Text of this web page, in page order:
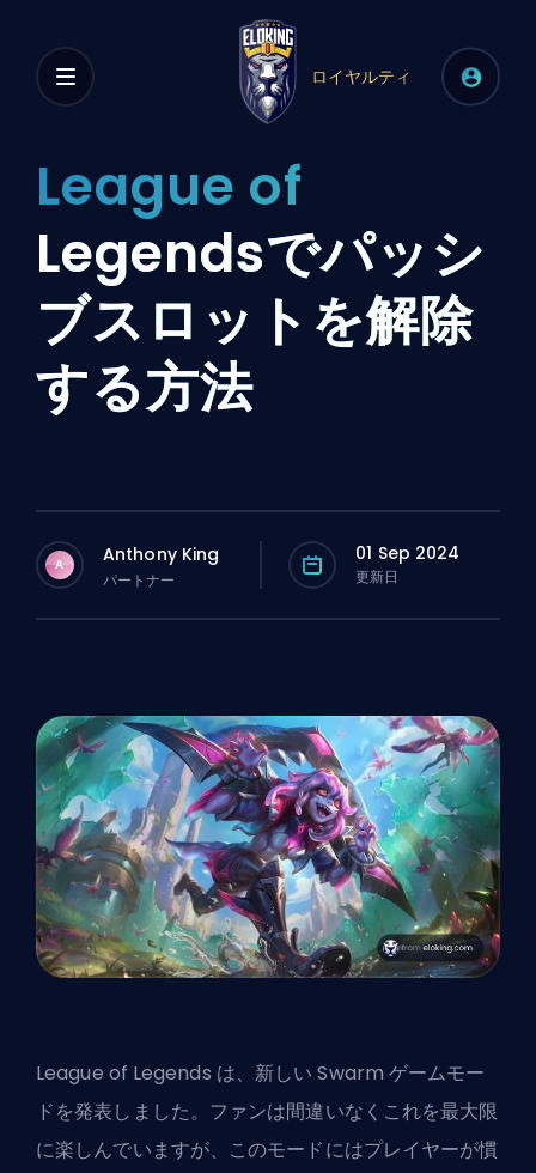
ロイヤルティ
League of
Legendsでパッシ
ブスロットを解除
する方法
A Anthony King
パートナー
01 Sep 2024
更新日
League of Legends は、新しい Swarm ゲームモー
ドを発表しました。ファンは間違いなくこれを最大限
に楽しんでいますが、このモードにはプレイヤーが慣